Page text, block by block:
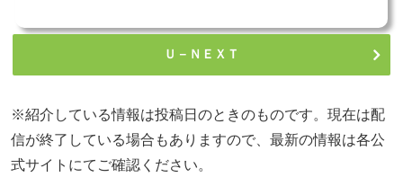
Ｕ－ＮＥＸＴ
※紹介している情報は投稿日のときのものです。現在は配
信が終了している場合もありますので、最新の情報は各公
式サイトにてご確認ください。